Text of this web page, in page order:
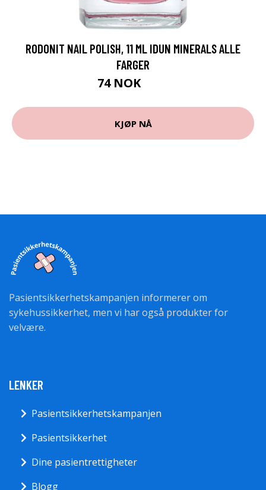
RODONIT NAIL POLISH, 11 ML IDUN MINERALS ALLE
FARGER
74 NOK
KJØP NÅ
Pasientsikkerhetskampanjen informerer om
sykehussikkerhet, men vi har også produkter for
velvære.
LENKER
Pasientsikkerhetskampanjen
Pasientsikkerhet
Dine pasientrettigheter
Blogg